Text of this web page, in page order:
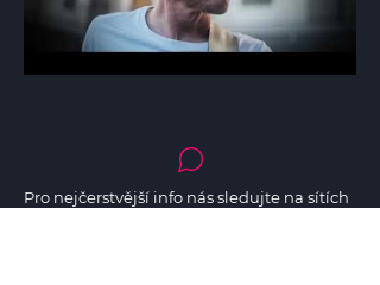
Pro nejčerstvější info nás sledujte na sítích